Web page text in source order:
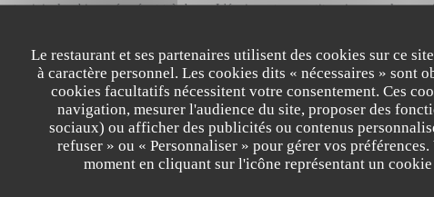
Le restaurant et ses partenaires utilisent des cookies sur ce
à caractère personnel. Les cookies dits « nécessaires » sont
cookies facultatifs nécessitent votre consentement. Ces
navigation, mesurer l'audience du site, proposer des
sociaux) ou afficher des publicités ou contenus
refuser » ou « Personnaliser » pour gérer vos
moment en cliquant sur l'icône représentant un cookie
originales, bien préparés et très bons. L'équipe est aux petits soins pour les
3 Service: 5/5 Ambiance: 5/5